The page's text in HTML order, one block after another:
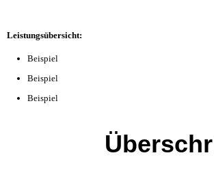
Leistungsübersicht:
Beispiel
Beispiel
Beispiel